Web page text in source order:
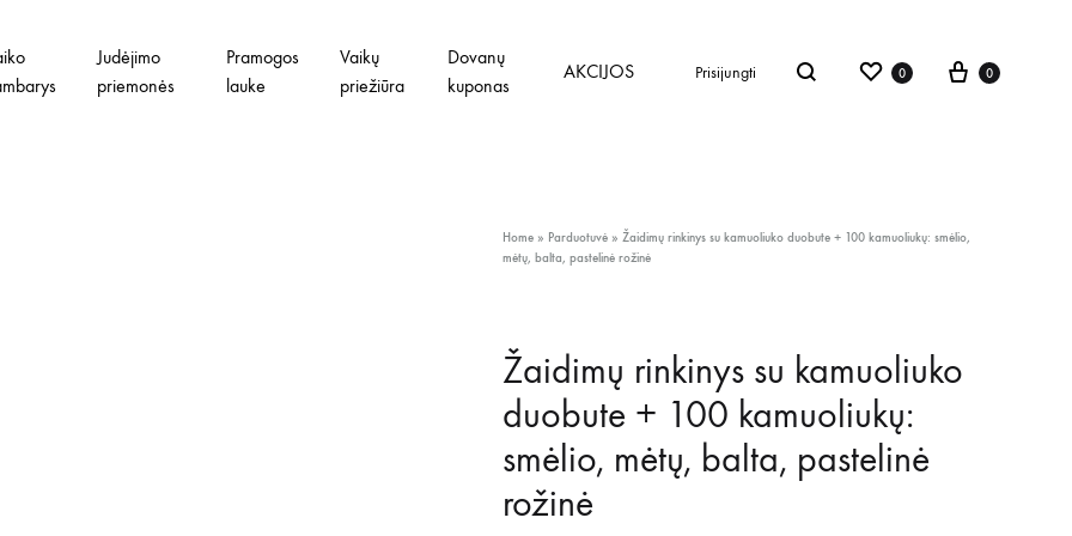
Judėjimo
priemonės
Pramogos
lauke
Vaikų
priežiūra
Dovanų
kuponas
AKCIJOS Prisijungti 0 0
Home» Parduotuvė» Žaidimų rinkinys su kamuoliuko duobute + 100 kamuoliukų: smėlio,
mėtų, balta, pastelinė rožinė
Žaidimų rinkinys su kamuoliuko
duobute + 100 kamuoliukų:
smėlio, mėtų, balta, pastelinė
rožinė